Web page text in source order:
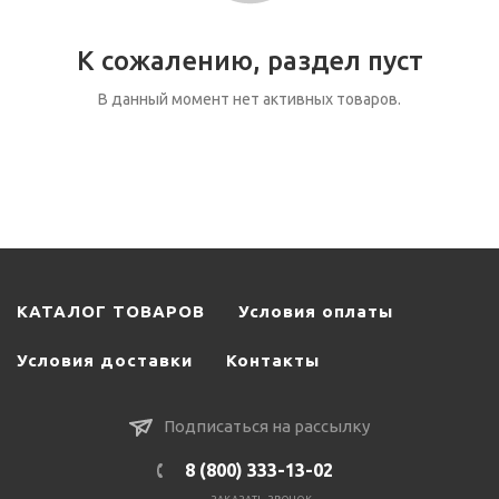
К сожалению, раздел пуст
В данный момент нет активных товаров.
КАТАЛОГ ТОВАРОВ Условия оплаты
Условия доставки Контакты
Подписаться на рассылку
8 (800) 333-13-02